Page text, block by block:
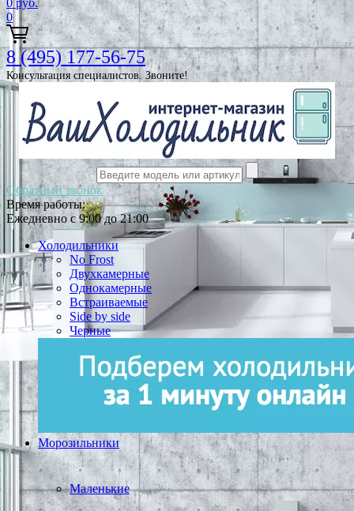
0 руб.
0
8 (495) 177-56-75
Консультация специалистов. Звоните!
Обратный звонок
Время работы:
Ежедневно с 9:00 до 21:00
Холодильники
No Frost
Двухкамерные
Однокамерные
Встраиваемые
Side by side
Черные
Морозильники
Маленькие